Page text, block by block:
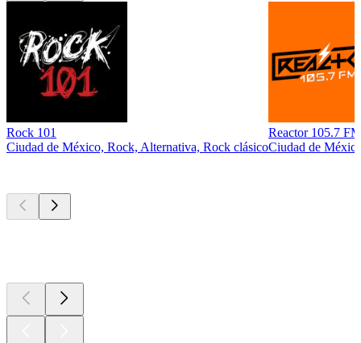
Rock 101
Ciudad de México, Rock, Alternativa, Rock clásico
Reactor 105.7
Ciudad de